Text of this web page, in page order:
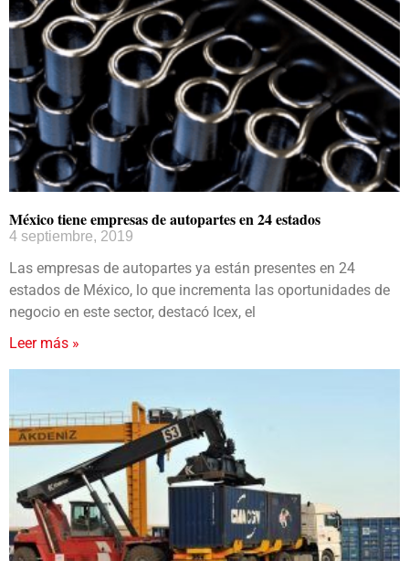
México tiene empresas de autopartes en 24 estados
4 septiembre, 2019
Las empresas de autopartes ya están presentes en 24
estados de México, lo que incrementa las oportunidades de
negocio en este sector, destacó Icex, el
Leer más »